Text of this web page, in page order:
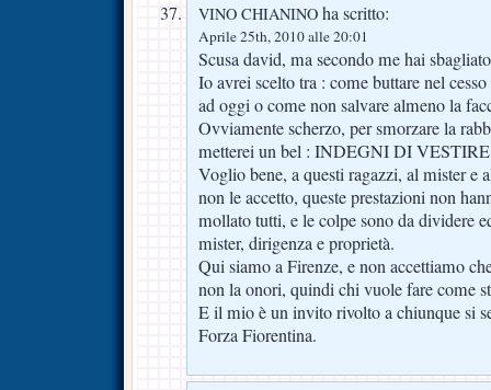
VINO CHIANINO ha scritto:
Aprile 25th, 2010 alle 20:01
Scusa david, ma secondo me hai
Io avrei scelto tra : come buttare nel
ad oggi o come non salvare almeno la
Ovviamente scherzo, per smorzare la
metterei un bel : INDEGNI DI
Voglio bene, a questi ragazzi, al mister e
non le accetto, queste prestazioni non
mollato tutti, e le colpe sono da dividere
mister, dirigenza e proprietà.
Qui siamo a Firenze, e non accettiamo
non la onori, quindi chi vuole fare come
E il mio è un invito rivolto a chiunque si
Forza Fiorentina.